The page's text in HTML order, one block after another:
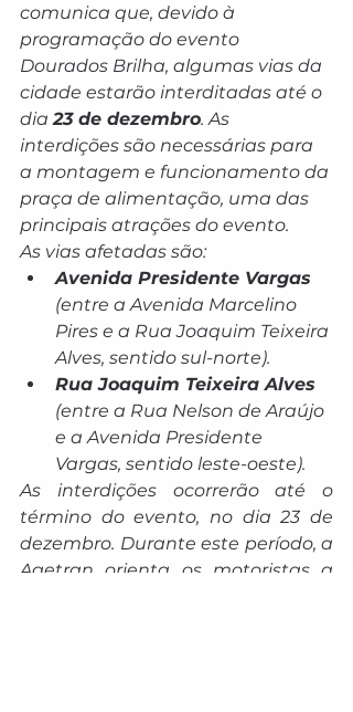
comunica que, devido à
programação do evento
Dourados Brilha, algumas vias da
cidade estarão interditadas até o
dia 23 de dezembro. As
interdições são necessárias para
a montagem e funcionamento da
praça de alimentação, uma das
principais atrações do evento.
As vias afetadas são:
Avenida Presidente Vargas
(entre a Avenida Marcelino
Pires e a Rua Joaquim Teixeira
Alves, sentido sul-norte).
Rua Joaquim Teixeira Alves
(entre a Rua Nelson de Araújo
e a Avenida Presidente
Vargas, sentido leste-oeste).
As interdições ocorrerão até o
término do evento, no dia 23 de
dezembro. Durante este período, a
Agetran orienta os motoristas a